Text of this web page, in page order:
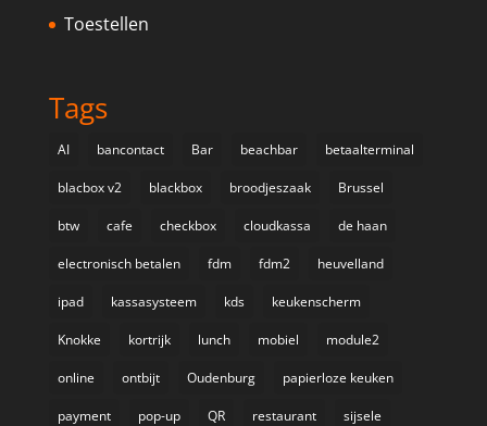
Toestellen
Tags
AI bancontact Bar beachbar betaalterminal
blacbox v2 blackbox broodjeszaak Brussel
btw cafe checkbox cloudkassa de haan
electronisch betalen fdm fdm2 heuvelland
ipad kassasysteem kds keukenscherm
Knokke kortrijk lunch mobiel module2
online ontbijt Oudenburg papierloze keuken
payment pop-up QR restaurant sijsele